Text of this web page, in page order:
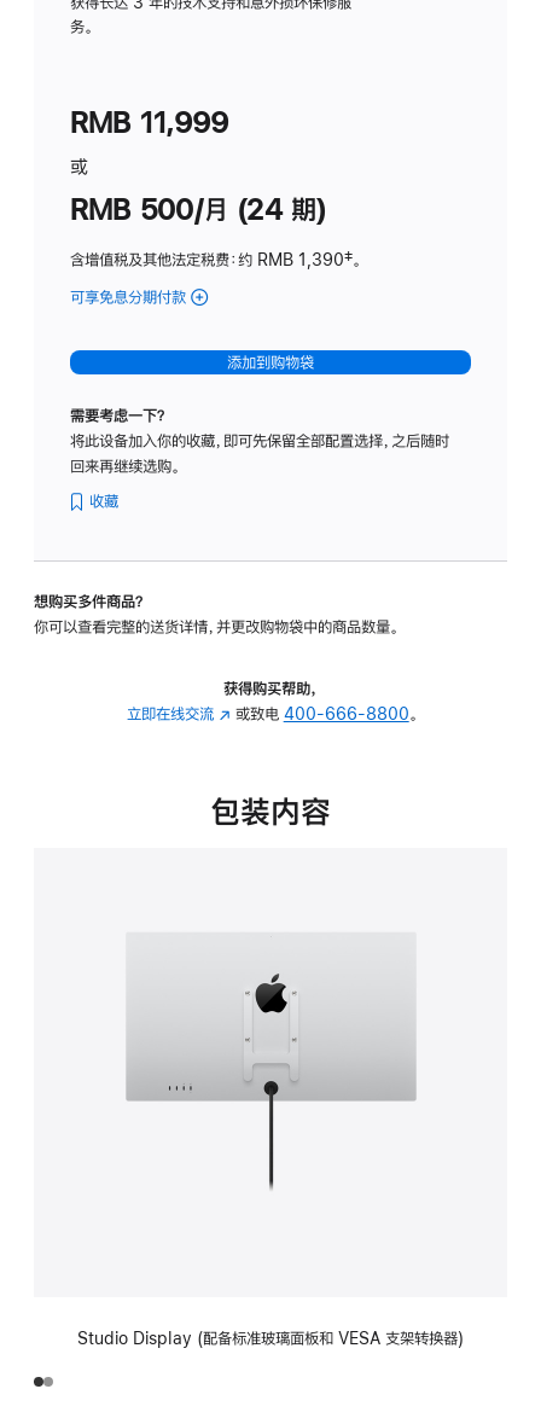
务。
RMB 11,999
或
RMB 500/月 (24 期)
含增值税及其他法定税费：约 RMB 1,390脚
‡。
可享免息分期付款 (Studio
-
标
璃
转
的
添加到购物袋
需要考虑一下？
将此设备加入你的收藏，即可先保留全部配置选择，之后随时
回来再继续选购。
收藏
想购买多件商品？
你可以查看完整的送货详情，并更改购物袋中的商品数量。
获得购买帮助，
立即在线交流 (在
中
或致电 400-666-8800。
包装内容
Studio Display (配备标准玻璃面板和 VESA 支架转换器)